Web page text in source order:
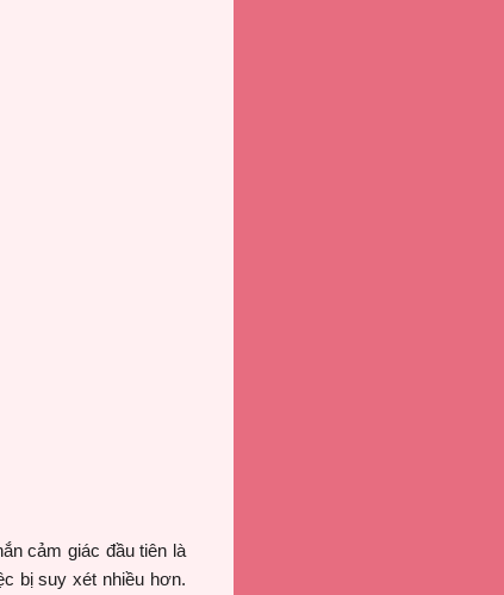
cảm giác đầu tiên là
bị suy xét nhiều hơn.